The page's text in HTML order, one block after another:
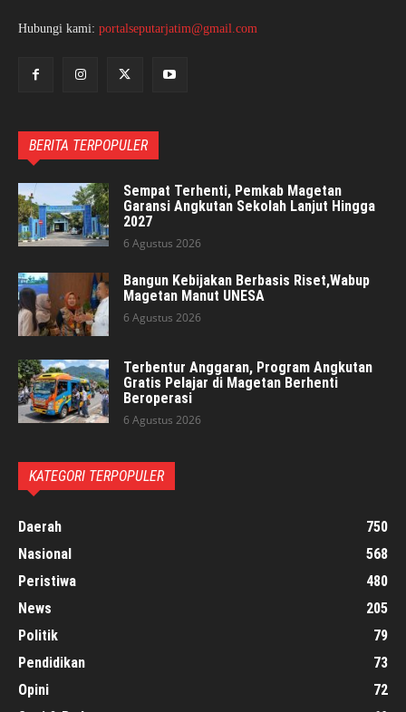
Hubungi kami: portalseputarjatim@gmail.com
BERITA TERPOPULER
Sempat Terhenti, Pemkab Magetan
Garansi Angkutan Sekolah Lanjut Hingga
2027
6 Agustus 2026
Bangun Kebijakan Berbasis Riset,Wabup
Magetan Manut UNESA
6 Agustus 2026
Terbentur Anggaran, Program Angkutan
Gratis Pelajar di Magetan Berhenti
Beroperasi
6 Agustus 2026
KATEGORI TERPOPULER
Daerah
750
Nasional
568
Peristiwa
480
News
205
Politik
79
Pendidikan
73
Opini
72